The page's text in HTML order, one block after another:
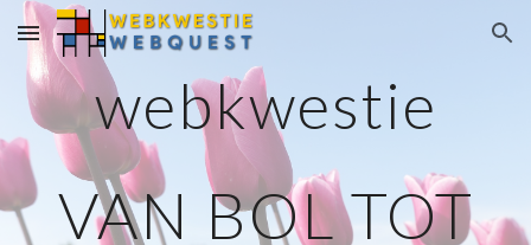
Skip to main content Skip to navigation
webkwestie
VAN BOL TOT